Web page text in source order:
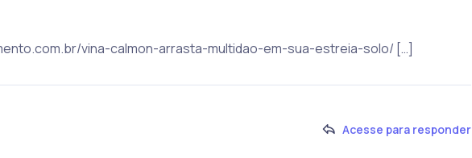
vina-calmon-arrasta-multidao-em-sua-estreia-solo/ […]
Acesse para responder